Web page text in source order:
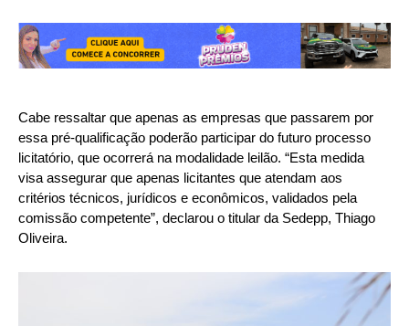
Cabe ressaltar que apenas as empresas que passarem por
essa pré-qualificação poderão participar do futuro processo
licitatório, que ocorrerá na modalidade leilão. “Esta medida
visa assegurar que apenas licitantes que atendam aos
critérios técnicos, jurídicos e econômicos, validados pela
comissão competente”, declarou o titular da Sedepp, Thiago
Oliveira.